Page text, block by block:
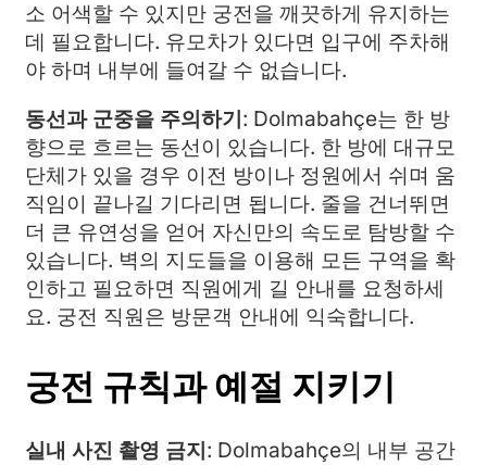
소 어색할 수 있지만 궁전을 깨끗하게 유지하는
데 필요합니다. 유모차가 있다면 입구에 주차해
야 하며 내부에 들여갈 수 없습니다.
동선과 군중을 주의하기 : Dolmabahçe는 한 방
향으로 흐르는 동선이 있습니다. 한 방에 대규모
단체가 있을 경우 이전 방이나 정원에서 쉬며 움
직임이 끝나길 기다리면 됩니다. 줄을 건너뛰면
더 큰 유연성을 얻어 자신만의 속도로 탐방할 수
있습니다. 벽의 지도들을 이용해 모든 구역을 확
인하고 필요하면 직원에게 길 안내를 요청하세
요. 궁전 직원은 방문객 안내에 익숙합니다.
궁전 규칙과 예절 지키기
실내 사진 촬영 금지 : Dolmabahçe의 내부 공간